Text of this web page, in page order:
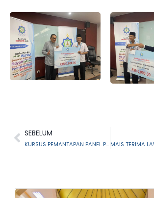
SEBELUM
KURSUS PEMANTAPAN PANEL PENASIHATAN AKIDAH DAN PANEL ISTITABAH TAHUN 2024